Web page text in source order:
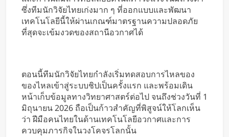
ซึ่งทีมนักวิจัยไทยเก่งมาก ๆ ที่ออกแบบและพัฒนา
เทคโนโลยีนี้ให้ผ่านเกณฑ์มาตรฐานความปลอดภัย
ที่สุดจะเข้มงวดของสถานีอวกาศได้
ตอนนี้ทีมนักวิจัยไทยกำลังเริ่มทดสอบการไหลของ
ของไหลเข้าสู่ระบบชิปเป็นครั้งแรก และพร้อมเดิน
หน้าเก็บข้อมูลทางวิทยาศาสตร์ต่อไป จนถึงช่วงวันที่ 1
มิถุนายน 2026 ถือเป็นก้าวสำคัญที่พิสูจน์ให้โลกเห็น
ว่า ฝีมือคนไทยในด้านเทคโนโลยีอวกาศและการ
ควบคุมภารกิจในวงโคจรโลกนั้น